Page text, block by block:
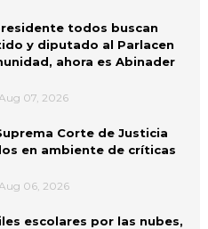
todos buscan
y diputado al Parlacen
ahora es Abinader
Aug 07, 2026
Corte de Justicia
en ambiente de críticas
Aug 06, 2026
escolares por las nubes,